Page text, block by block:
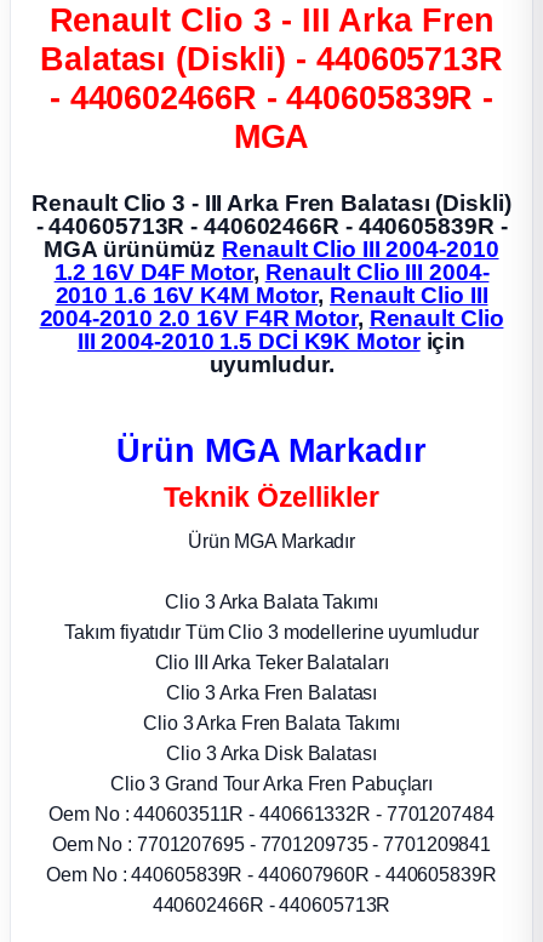
Parça
Renault Clio 3 - III Arka Fren
Balatası (Diskli) - 440605713R
- 440602466R - 440605839R -
MGA
Renault Clio 3 - III Arka Fren Balatası (Diskli)
- 440605713R - 440602466R - 440605839R -
MGA ürünümüz Renault Clio III 2004-2010
1.2 16V D4F Motor, Renault Clio III 2004-
2010 1.6 16V K4M Motor, Renault Clio III
2004-2010 2.0 16V F4R Motor, Renault Clio
III 2004-2010 1.5 DCİ K9K Motoriçin
uyumludur.
Ürün MGA Markadır
Teknik Özellikler
Ürün MGA Markadır
Clio 3 Arka Balata Takımı
Takım fiyatıdır Tüm Clio 3 modellerine uyumludur
Clio III Arka Teker Balataları
Clio 3 Arka Fren Balatası
Clio 3 Arka Fren Balata Takımı
Clio 3 Arka Disk Balatası
Clio 3 Grand Tour Arka Fren Pabuçları
Oem No : 440603511R - 440661332R - 7701207484
Oem No : 7701207695 - 7701209735 - 7701209841
Oem No : 440605839R - 440607960R - 440605839R
440602466R - 440605713R